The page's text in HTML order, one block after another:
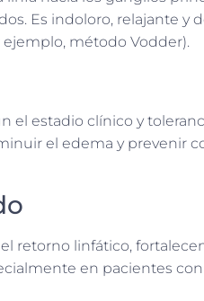
Es indoloro, relajante y
método Vodder).
el estadio clínico y
el edema y prevenir
retorno linfático,
en pacientes